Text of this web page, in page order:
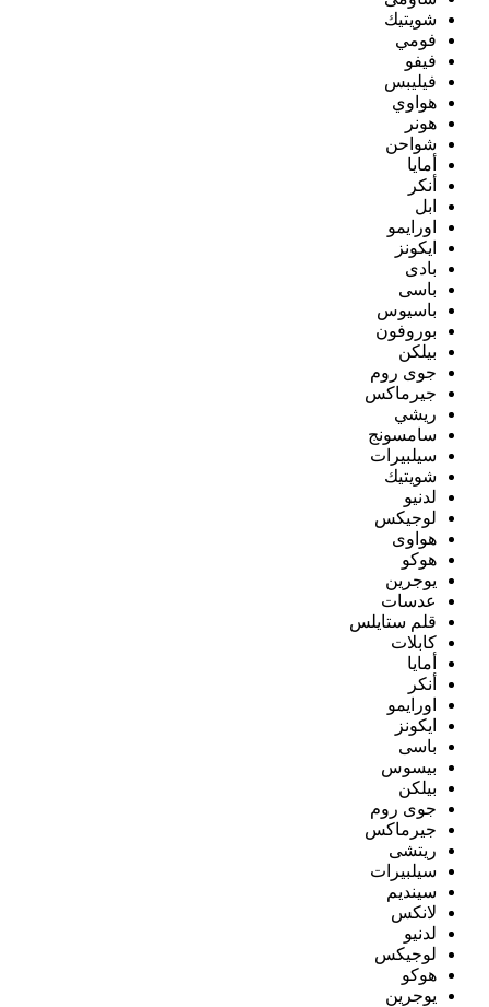
شويتيك
فومي
فيفو
فيليبس
هواوي
هونر
شواحن
أمايا
أنكر
ابل
اورايمو
ايكونز
بادى
باسى
باسيوس
بوروفون
بيلكن
جوى روم
جيرماكس
ريشي
سامسونج
سيلبيرات
شويتيك
لدنيو
لوجيكس
هواوى
هوكو
يوجرين
عدسات
قلم ستايلس
كابلات
أمايا
أنكر
اورايمو
ايكونز
باسى
بيسوس
بيلكن
جوى روم
جيرماكس
ريتشى
سيلبيرات
سينديم
لانكس
لدنيو
لوجيكس
هوكو
يوجرين